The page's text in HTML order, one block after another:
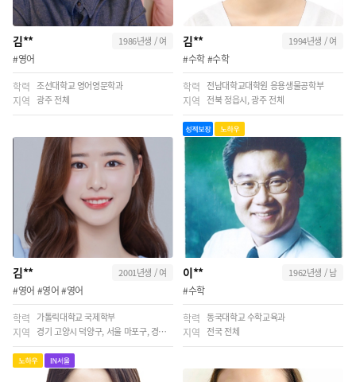
김**
#영어
1986년생 / 여
학력 조선대학교 영어영문학과
지역 광주 전체
김**
#수학 #수학
1994년생 / 여
학력 전남대학교대학원 응용생물공학부
지역 전북 정읍시, 광주 전체
김**
#영어 #영어 #영어
2001년생 / 여
학력 가톨릭대학교 국제학부
지역 경기 고양시 덕양구, 서울 마포구, 경기 고양시 일산동구
이**
#수학
1962년생 / 남
학력 동국대학교 수학교육과
지역 전국 전체